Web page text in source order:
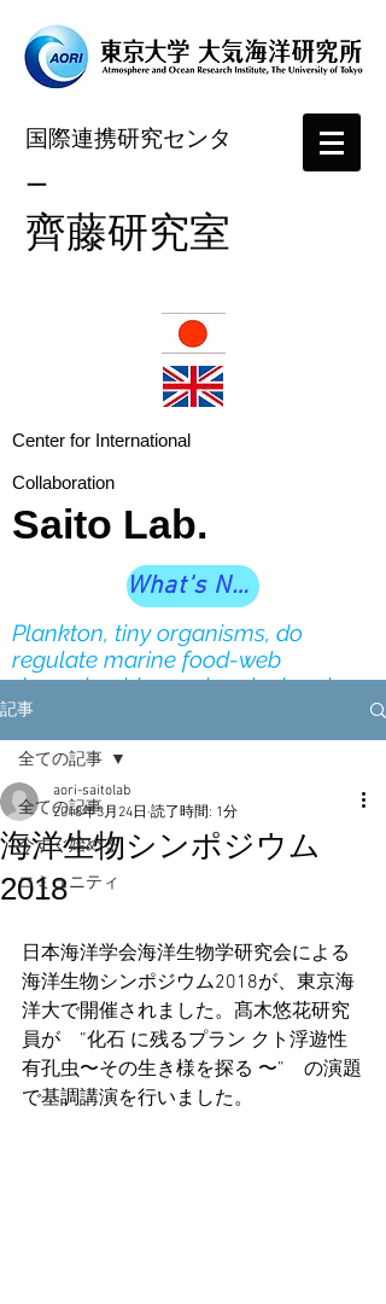
国際連携研究センタ
ー
​齊藤研究室
​Center for International
Collaboration
Saito Lab.
What's New?
Plankton, tiny organisms, do
regulate marine food-web
dynamics, biogeochemical cycles
and ecosystem services our society
depends on
記事
全ての記事
今すぐ始める
コミュニティ
全ての記事
海洋生物シンポジウム
2018
aori-saitolab
2018年3月24日 読了時間: 1分
日本海洋学会海洋生物学研究会による
海洋生物シンポジウム2018が、東京海
洋大で開催されました。髙木悠花研究
員が　”化石 に残るプラン クト浮遊性
有孔虫〜その生き様を探る 〜”　の演題
で基調講演を行いました。